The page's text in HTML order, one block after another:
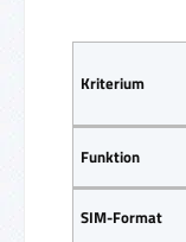
Kriterium
Funktion
SIM-Format